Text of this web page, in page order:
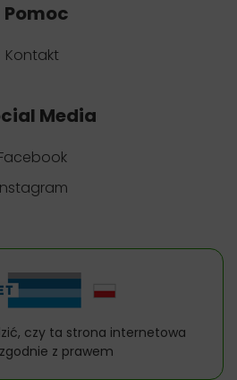
Pomoc
Kontakt
Media
czy ta strona internetowa
zgodnie z prawem